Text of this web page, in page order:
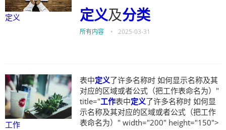
定义 定义及分类
所有内容 • 2025-03-31
工作
表中定义了许多名称时 如何显示名称及其
对应的区域或者公式（把工作表命名为）"
title="工作表中定义了许多名称时 如何显
示名称及其对应的区域或者公式（把工作
表命名为）" width="200" height="150">